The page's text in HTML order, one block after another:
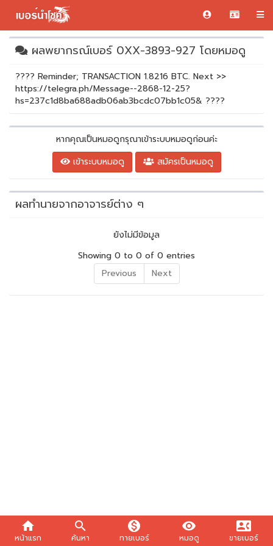
home
หน้าแรก
search
ค้นหา
monetization_on
ทายเบอร์
visibility
หมอดู
contact_phone
ขายเบอร์
ผลพยากรณ์เบอร์ 0XX-3893-927 โดยหมอดู
???? Reminder; TRANSACTION 1.8216 BTC. Next >>
https://telegra.ph/Message--2868-12-25?
hs=237c1d8ba688adb06ab3bcdc07bb1c05& ????
หากคุณเป็นหมอดูกรุณาเข้าระบบหมอดูก่อนค่ะ
เข้าระบบหมอดู
สมัครเป็นหมอดู
ผลทำนายจากอาจารย์ต่าง ๆ
ยังไม่มีข้อมูล
Showing 0 to 0 of 0 entries
Previous
Next